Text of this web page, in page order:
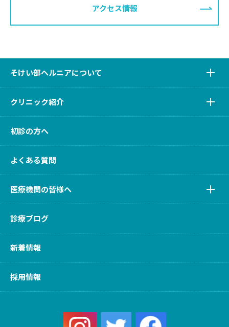
アクセス情報
そけい部ヘルニアについて
クリニック紹介
初診の方へ
よくある質問
医療機関の皆様へ
診療ブログ
新着情報
採用情報